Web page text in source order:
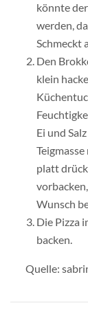
könnte
werden,
Schmeckt
Den
klein
Ei und
platt
Wunsch
Die Pizza
backen.
Quelle: